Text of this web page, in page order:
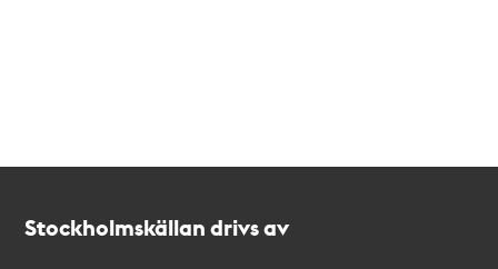
Stockholmskällan drivs av